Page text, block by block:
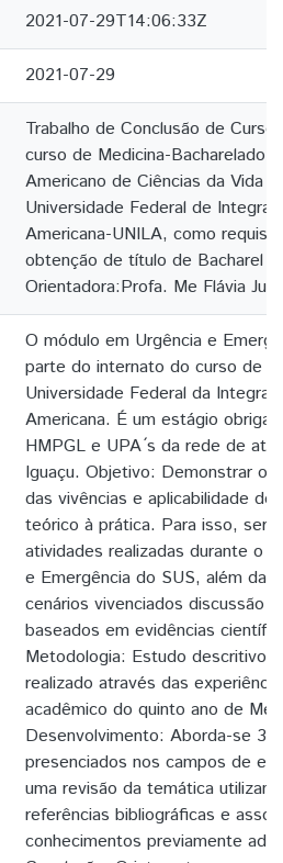
2021-07-29T14:06:33Z
2021-07-29
Trabalho de Conclusão de
curso de Medicina-Bacharelado,
Americano de Ciências da Vida
Universidade Federal de
Americana-UNILA, como
obtenção de título de Bacharel
Orientadora:Profa. Me Flávia
O módulo em Urgência e
parte do internato do curso de
Universidade Federal da
Americana. É um estágio
HMPGL e UPA ́s da rede de
Iguaçu. Objetivo: Demonstrar o
das vivências e aplicabilidade do
teórico à prática. Para isso,
atividades realizadas durante o
e Emergência do SUS, além da
cenários vivenciados discussão
baseados em evidências
Metodologia: Estudo descritivo
realizado através das
acadêmico do quinto ano de
Desenvolvimento: Aborda-se 3
presenciados nos campos de
uma revisão da temática
referências bibliográficas e
conhecimentos previamente